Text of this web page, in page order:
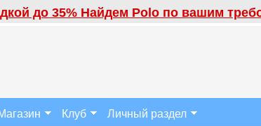
до 35% Найдем Polo по вашим
Клуб Личный раздел